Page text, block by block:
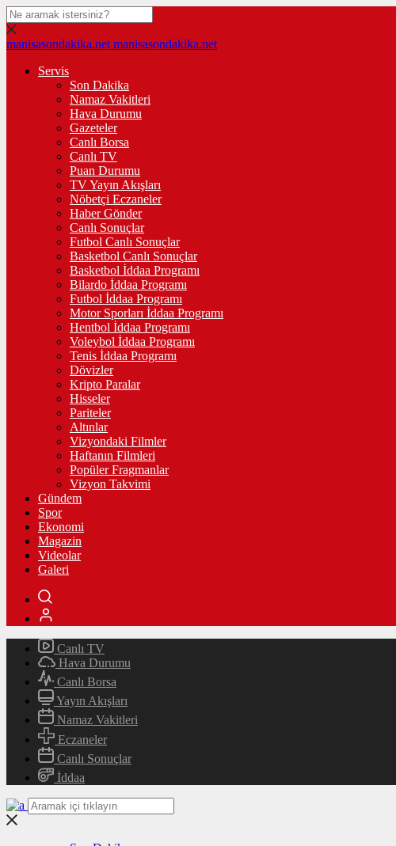
manisasondakika.net manisasondakika.net
Servis
Son Dakika
Namaz Vakitleri
Hava Durumu
Gazeteler
Canlı Borsa
Canlı TV
Puan Durumu
TV Yayın Akışları
Nöbetçi Eczaneler
Haber Gönder
Canlı Sonuçlar
Futbol Canlı Sonuçlar
Basketbol Canlı Sonuçlar
Basketbol İddaa Programı
Bilardo İddaa Programı
Futbol İddaa Programı
Motor Sporları İddaa Programı
Hentbol İddaa Programı
Voleybol İddaa Programı
Tenis İddaa Programı
Dövizler
Kripto Paralar
Hisseler
Pariteler
Altınlar
Vizyondaki Filmler
Haftanın Filmleri
Popüler Fragmanlar
Vizyon Takvimi
Gündem
Spor
Ekonomi
Magazin
Videolar
Galeri
Canlı TV
Hava Durumu
Canlı Borsa
Yayın Akışları
Namaz Vakitleri
Eczaneler
Canlı Sonuçlar
İddaa